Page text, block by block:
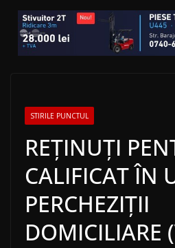
STIRILE PUNCTUL
REȚINUȚI
CALIFICAT ÎN
PERCHEZIȚII
DOMICILIARE